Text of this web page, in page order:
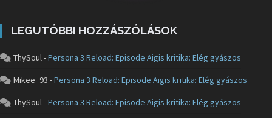
LEGUTÓBBI HOZZÁSZÓLÁSOK
ThySoul-Persona 3 Reload: Episode Aigis kritika: Elég gyászos
Mikee_93 -Persona 3 Reload: Episode Aigis kritika: Elég gyászos
ThySoul-Persona 3 Reload: Episode Aigis kritika: Elég gyászos